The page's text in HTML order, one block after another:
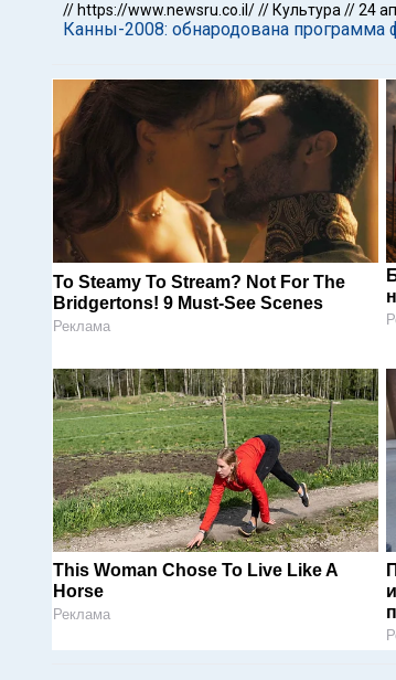
// https://www.newsru.co.il/// Культура //24
Канны-2008: обнародована программа
To Steamy To Stream? Not For The
Bridgertons! 9 Must-See Scenes
Реклама
This Woman Chose To Live Like A
Horse
Реклама